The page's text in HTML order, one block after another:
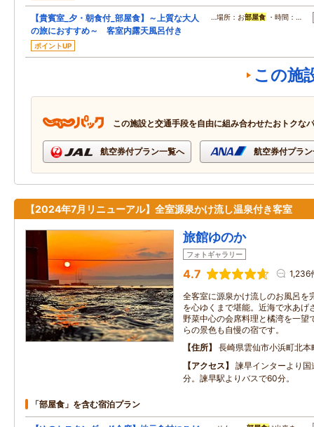
【貴賓室_夕・朝食付_部屋食】～上質な大人
の旅におすすめ～ 客室内露天風呂付き
ポイントUP
…場所：お部屋食 ・時間：…
この施
この施設と交通手段を自由に組み合わせたおトクな
航空券付プラン一覧へ 航空券付プラ
【2024年7月リニューアル】全室源泉かけ流し温泉付き客室
旅館ゆのか
フォトギャラリー
4.7 1,236
全客室に源泉かけ流しのお風呂を
を心ゆくまで堪能。近海で水あげ
野菜中心の会席料理と橘湾を一望
らの景色も自慢の宿です。
住所
長崎県雲仙市小浜町北
アクセス
諫早インターより
分。諫早駅よりバスで60分。
「部屋食」を含む宿泊プラン